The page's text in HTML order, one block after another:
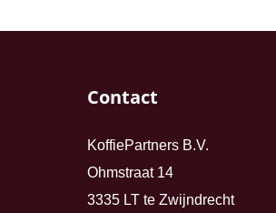
Contact
KoffiePartners B.V.
Ohmstraat 14
3335 LT te Zwijndrecht